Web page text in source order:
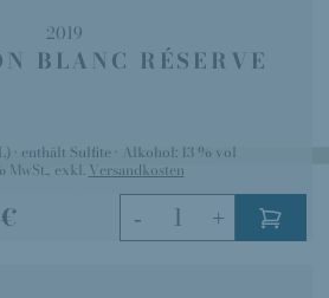
2019
BLANC RÉSERVE
enthält Sulfite Alkohol: 13 % vol
MwSt., exkl. Versandkosten
- +